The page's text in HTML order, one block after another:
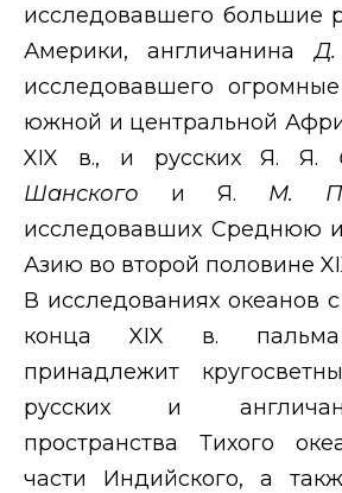
исследовавшего большие
Америки, англичанинаД.
исследовавшего
южной и центральной
XIX в., и русских Я. Я.
Шанского и Я. М.
исследовавших Среднюю
Азию во второй половине
В исследованиях океанов
конца XIX в. пальма
принадлежит
русских и
пространства Тихого
части Индийского, а